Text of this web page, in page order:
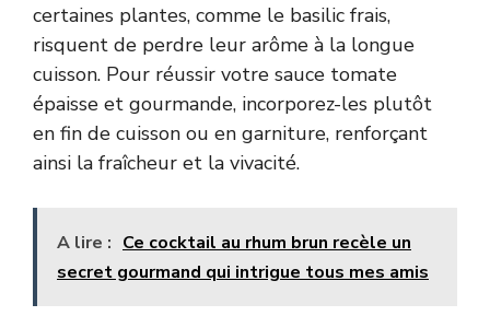
certaines plantes, comme le basilic frais,
risquent de perdre leur arôme à la longue
cuisson. Pour réussir votre sauce tomate
épaisse et gourmande, incorporez-les plutôt
en fin de cuisson ou en garniture, renforçant
ainsi la fraîcheur et la vivacité.
A lire : Ce cocktail au rhum brun recèle un
secret gourmand qui intrigue tous mes amis